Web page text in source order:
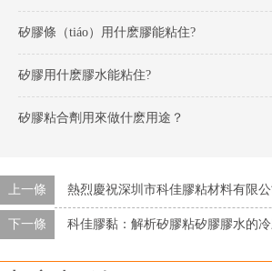
矽膠條（tiáo）用什麽膠能粘住?
矽膠用什麽膠水能粘住?
矽膠粘合劑用來做什麽用途？
上一條 熱烈慶祝深圳市科佳膠粘材料有限
下一條 科佳膠黏：解析矽膠粘矽膠膠水的